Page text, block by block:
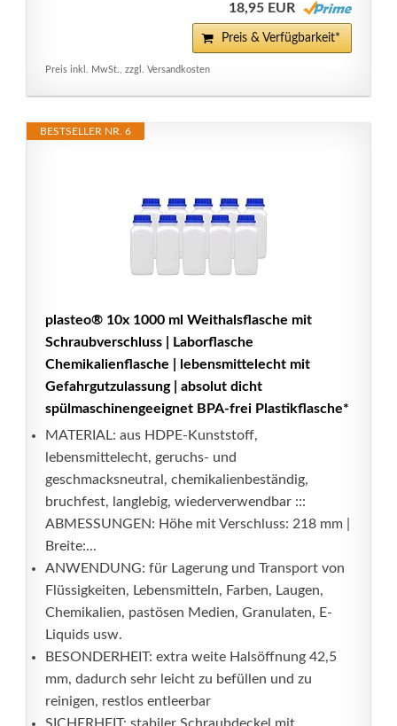
18,95 EUR
Preis & Verfügbarkeit*
Preis inkl. MwSt., zzgl. Versandkosten
BESTSELLER NR. 6
plasteo® 10x 1000 ml Weithalsflasche mit
Schraubverschluss | Laborflasche
Chemikalienflasche | lebensmittelecht mit
Gefahrgutzulassung | absolut dicht
spülmaschinengeeignet BPA-frei Plastikflasche*
MATERIAL: aus HDPE-Kunststoff,
lebensmittelecht, geruchs- und
geschmacksneutral, chemikalienbeständig,
bruchfest, langlebig, wiederverwendbar :::
ABMESSUNGEN: Höhe mit Verschluss: 218 mm |
Breite:...
ANWENDUNG: für Lagerung und Transport von
Flüssigkeiten, Lebensmitteln, Farben, Laugen,
Chemikalien, pastösen Medien, Granulaten, E-
Liquids usw.
BESONDERHEIT: extra weite Halsöffnung 42,5
mm, dadurch sehr leicht zu befüllen und zu
reinigen, restlos entleerbar